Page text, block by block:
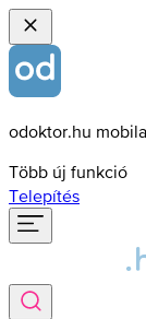
odoktor.hu
Több új funkció
Telepítés